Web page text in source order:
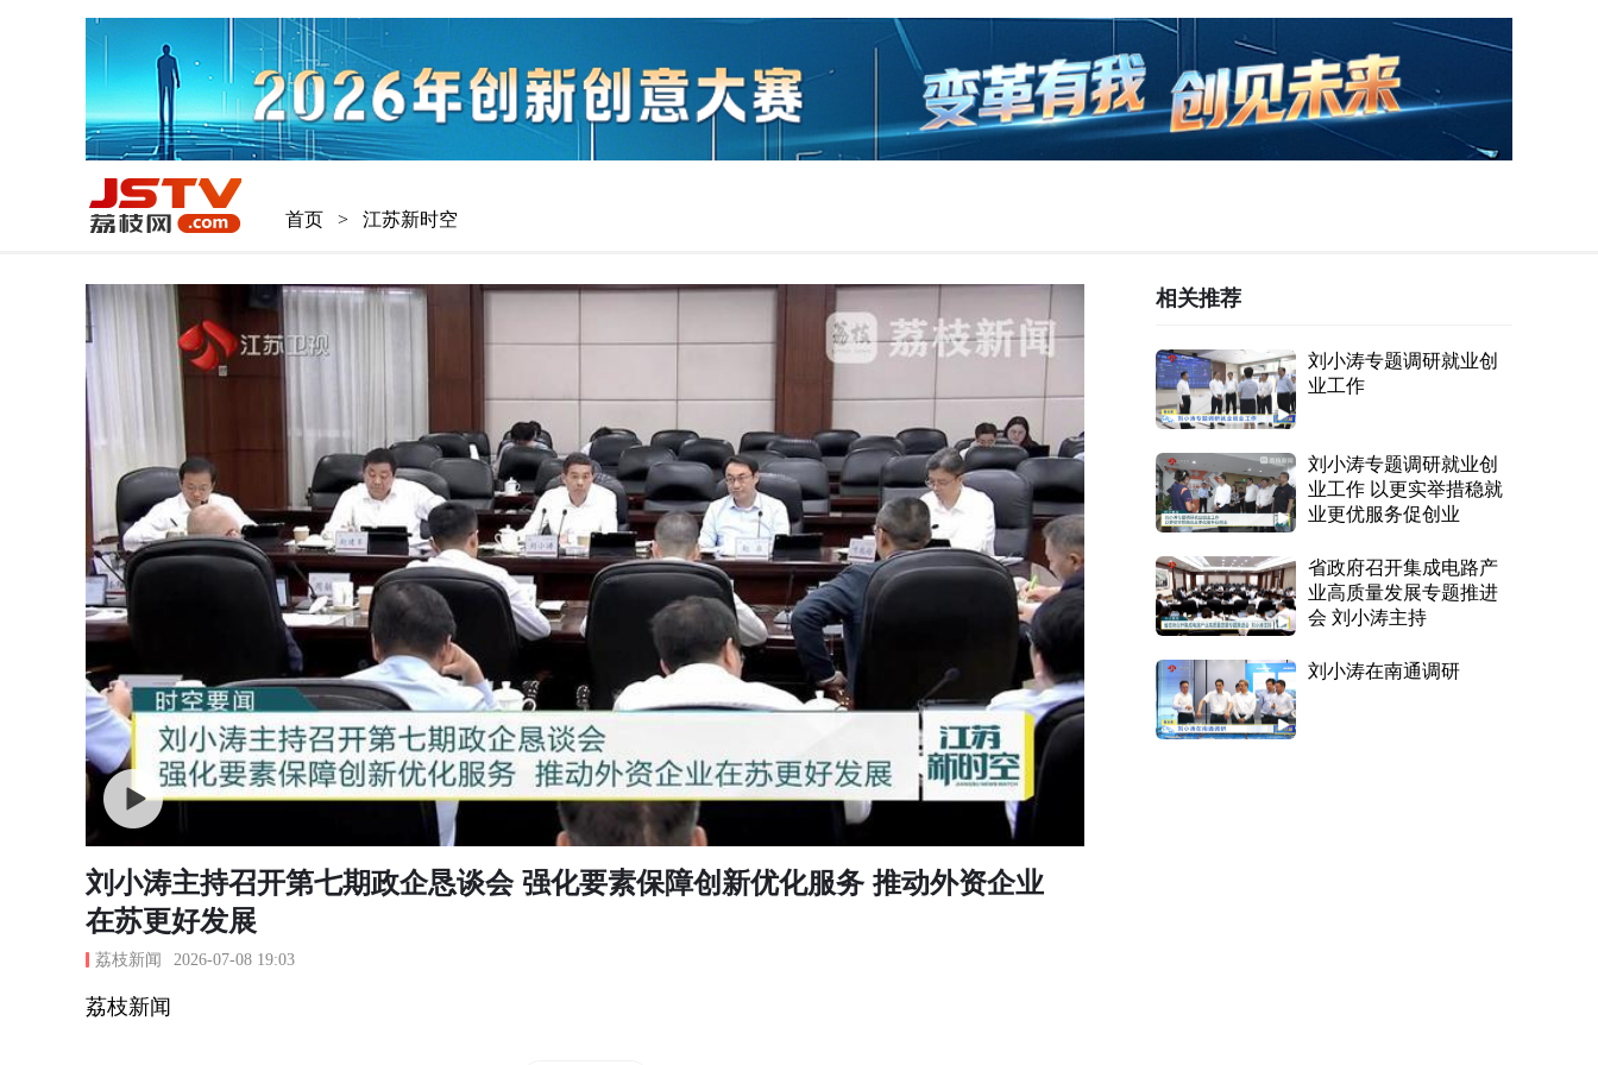
首页 > 江苏新时空
刘小涛主持召开第七期政企恳谈会 强化要素保障创新优化服务 推动外资企业
在苏更好发展
荔枝新闻 2026-07-08 19:03
荔枝新闻
相关推荐
刘小涛专题调研就业创
业工作
刘小涛专题调研就业创
业工作 以更实举措稳就
业更优服务促创业
省政府召开集成电路产
业高质量发展专题推进
会 刘小涛主持
刘小涛在南通调研